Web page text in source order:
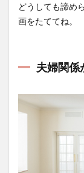
どうしても諦め
画をたててね。
夫婦関係